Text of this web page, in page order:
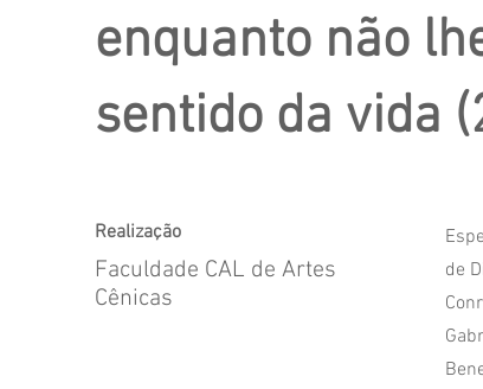
enquanto não
sentido da vida
Realização
Faculdade CAL de Artes
Cênicas
de